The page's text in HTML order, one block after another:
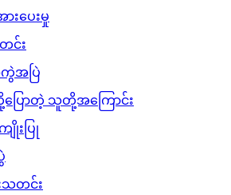
းပေးမှု
င်း
အပြဲ
ြောတဲ့ သူတို့အကြောင်း
းပြု
သတင်း